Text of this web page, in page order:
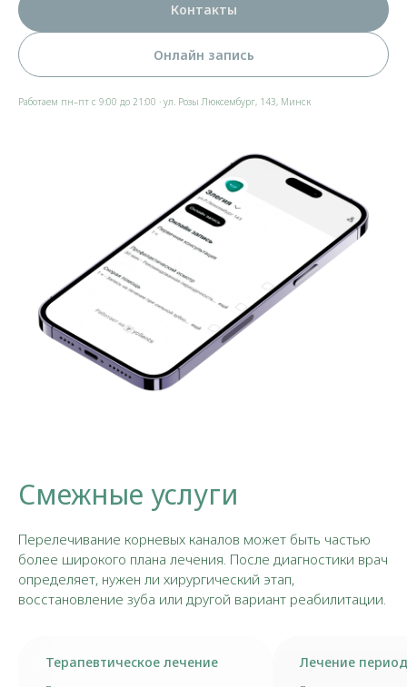
Контакты
Онлайн запись
Работаем пн–пт с 9:00 до 21:00 · ул. Розы Люксембург, 143, Минск
Смежные услуги
Перелечивание корневых каналов может быть частью
более широкого плана лечения. После диагностики врач
определяет, нужен ли хирургический этап,
восстановление зуба или другой вариант реабилитации.
Терапевтическое лечение Лечение